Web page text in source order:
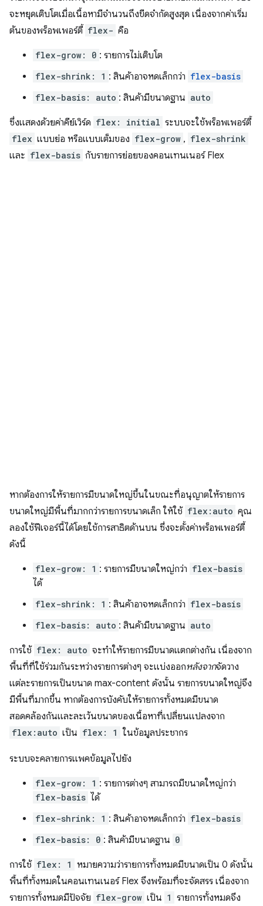
จะหยุดเติบโตเมื่อเนื้อหามีจำนวนถึงขีดจำกัดสูงสุด เนื่องจากค่าเริ่ม
ต้นของพร็อพเพอร์ตี้ flex- คือ
flex-grow: 0 : รายการไม่เติบโต
flex-shrink: 1 : สินค้าอาจหดเล็กกว่า flex-basis
flex-basis: auto : สินค้ามีขนาดฐาน auto
ซึ่งแสดงด้วยค่าคีย์เวิร์ด flex: initial ระบบจะใช้พร็อพเพอร์ตี้
flex แบบย่อ หรือแบบเต็มของ flex-grow , flex-shrink
และ flex-basis กับรายการย่อยของคอนเทนเนอร์ Flex
หากต้องการให้รายการมีขนาดใหญ่ขึ้นในขณะที่อนุญาตให้รายการ
ขนาดใหญ่มีพื้นที่มากกว่ารายการขนาดเล็ก ให้ใช้ flex:auto คุณ
ลองใช้ฟีเจอร์นี้ได้โดยใช้การสาธิตด้านบน ซึ่งจะตั้งค่าพร็อพเพอร์ตี้
ดังนี้
flex-grow: 1 : รายการมีขนาดใหญ่กว่า flex-basis
ได้
flex-shrink: 1 : สินค้าอาจหดเล็กกว่า flex-basis
flex-basis: auto : สินค้ามีขนาดฐาน auto
การใช้ flex: auto จะทำให้รายการมีขนาดแตกต่างกัน เนื่องจาก
พื้นที่ที่ใช้ร่วมกันระหว่างรายการต่างๆ จะแบ่งออกหลังจากจัดวาง
แต่ละรายการเป็นขนาด max-content ดังนั้น รายการขนาดใหญ่จึง
มีพื้นที่มากขึ้น หากต้องการบังคับให้รายการทั้งหมดมีขนาด
สอดคล้องกันและละเว้นขนาดของเนื้อหาที่เปลี่ยนแปลงจาก
flex:auto เป็น flex: 1 ในข้อมูลประชากร
ระบบจะคลายการแพคข้อมูลไปยัง
flex-grow: 1 : รายการต่างๆ สามารถมีขนาดใหญ่กว่า
flex-basis ได้
flex-shrink: 1 : สินค้าอาจหดเล็กกว่า flex-basis
flex-basis: 0 : สินค้ามีขนาดฐาน 0
การใช้ flex: 1 หมายความว่ารายการทั้งหมดมีขนาดเป็น 0 ดังนั้น
พื้นที่ทั้งหมดในคอนเทนเนอร์ Flex จึงพร้อมที่จะจัดสรร เนื่องจาก
รายการทั้งหมดมีปัจจัย flex-grow เป็น 1 รายการทั้งหมดจึง